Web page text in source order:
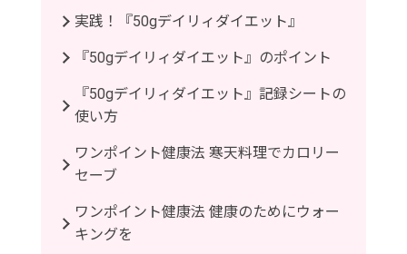
実践！『50gデイリィダイエット』
『50gデイリィダイエット』のポイント
『50gデイリィダイエット』記録シートの
使い方
ワンポイント健康法 寒天料理でカロリー
セーブ
ワンポイント健康法 健康のためにウォー
キングを